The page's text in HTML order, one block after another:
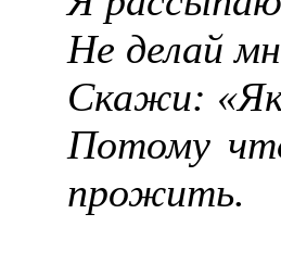
Не делай
Скажи:
Потому
прожить.